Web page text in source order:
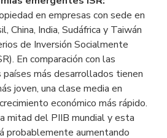
en empresas con sede en
China, India, Sudáfrica y Taiwán
de Inversión Socialmente
En comparación con las
países más desarrollados tienen
joven, una clase media en
económico más rápido.
mitad del PIIB mundial y esta
probablemente aumentando